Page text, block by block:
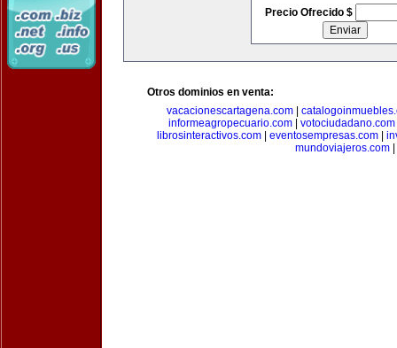
Precio Ofrecido $
Otros dominios en venta:
vacacionescartagena.com
informeagropecuario.com| votociudadano.com
librosinteractivos.com| eventosempresas.com|
mundoviajeros.com|